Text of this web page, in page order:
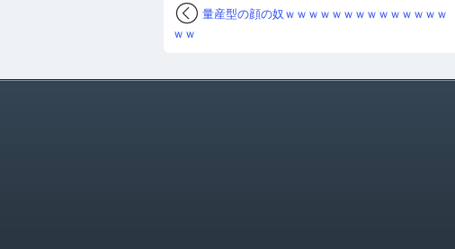
量産型の顔の奴ｗｗｗｗｗｗｗｗｗｗｗｗｗｗ
ｗｗ